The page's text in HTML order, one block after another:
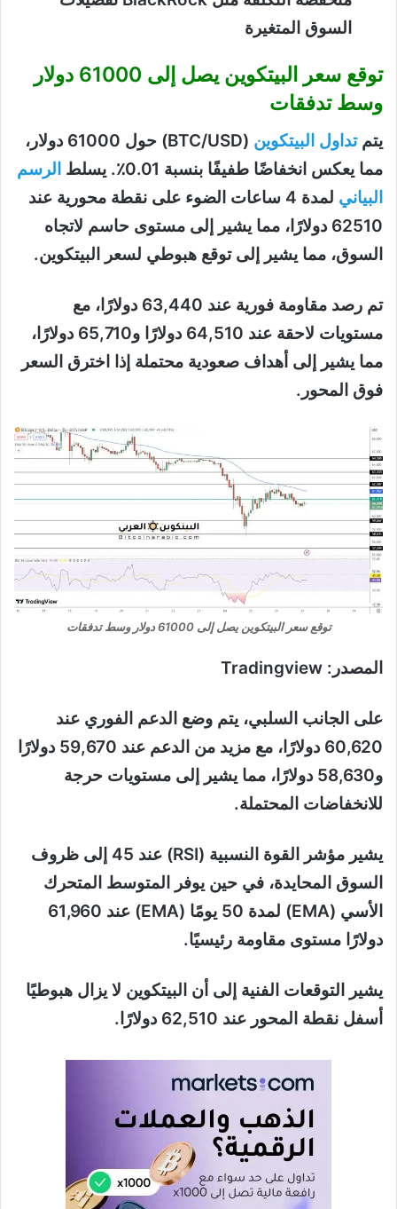
السوق المتغيرة
توقع سعر البيتكوين يصل إلى 61000 دولار
وسط تدفقات
يتمتداول البيتكوين
(BTC/USD) حول 61000 دولار،
مما يعكس انخفاضًا طفيفًا بنسبة 0.01٪. يسلط
الرسم
البياني
لمدة 4 ساعات الضوء على نقطة محورية عند
62510 دولارًا، مما يشير إلى مستوى حاسم لاتجاه
السوق، مما يشير إلى توقع هبوطي لسعر البيتكوين.
تم رصد مقاومة فورية عند 63,440 دولارًا، مع
مستويات لاحقة عند 64,510 دولارًا و65,710 دولارًا،
مما يشير إلى أهداف صعودية محتملة إذا اخترق السعر
فوق المحور.
توقع سعر البيتكوين يصل إلى 61000 دولار وسط تدفقات
المصدر: Tradingview
على الجانب السلبي، يتم وضع الدعم الفوري عند
60,620 دولارًا، مع مزيد من الدعم عند 59,670 دولارًا
و58,630 دولارًا، مما يشير إلى مستويات حرجة
للانخفاضات المحتملة.
يشير مؤشر القوة النسبية (RSI) عند 45 إلى ظروف
السوق المحايدة، في حين يوفر المتوسط ​​المتحرك
الأسي (EMA) لمدة 50 يومًا (EMA) عند 61,960
دولارًا مستوى مقاومة رئيسيًا.
يشير التوقعات الفنية إلى أن البيتكوين لا يزال هبوطيًا
أسفل نقطة المحور عند 62,510 دولارًا.